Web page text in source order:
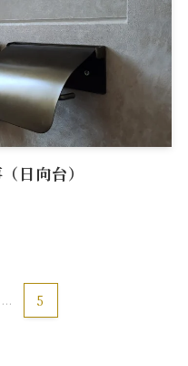
日向台）
... 5